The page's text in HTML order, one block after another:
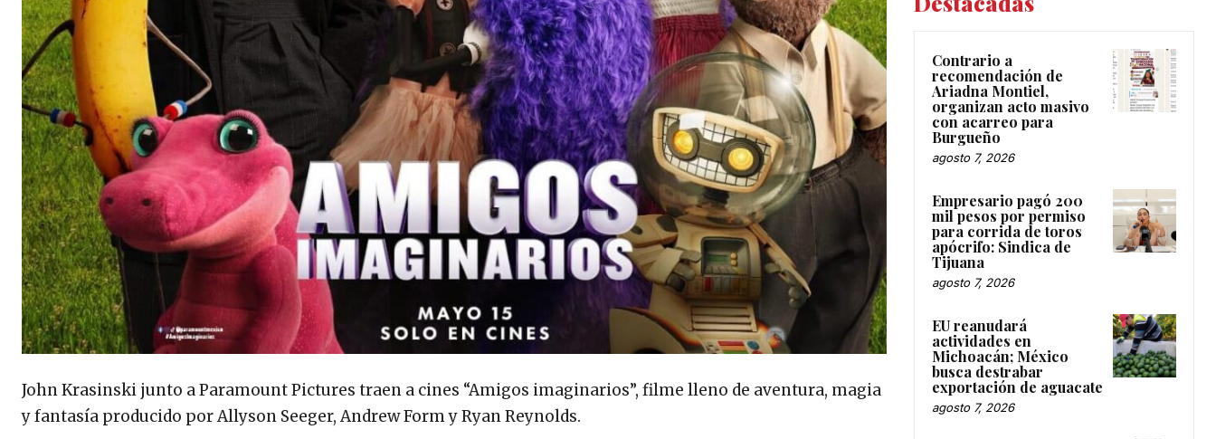
John Krasinski junto a Paramount Pictures traen a cines “Amigos imaginarios”, filme lleno de aventura, magia
y fantasía producido por Allyson Seeger, Andrew Form y Ryan Reynolds.
Contrario a
recomendación de
Ariadna Montiel,
organizan acto masivo
con acarreo para
Burgueño
agosto 7, 2026
Empresario pagó 200
mil pesos por permiso
para corrida de toros
apócrifo: Sindica de
Tijuana
agosto 7, 2026
EU reanudará
actividades en
Michoacán; México
busca destrabar
exportación de aguacate
agosto 7, 2026